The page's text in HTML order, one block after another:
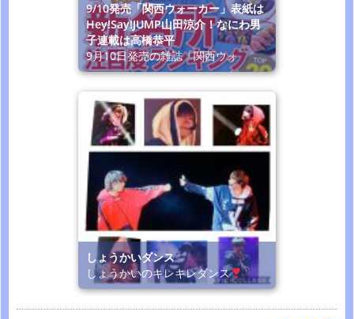
9/10発売「関西ウォーカー」表紙は
Hey!Say!JUMP山田涼介！なにわ男
子連載は高橋恭平
9月10日発売の雑誌「関西ウォ
しょうかいダンス
しょうかいのキレキレダンス